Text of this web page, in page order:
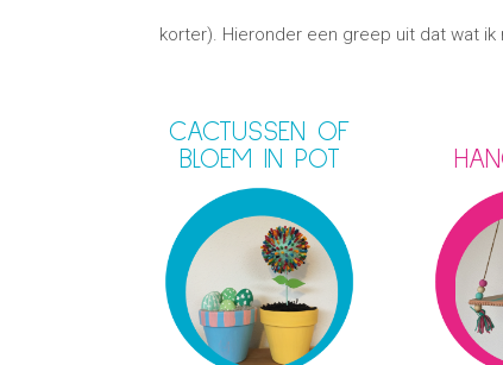
korter). Hieronder een greep uit dat wat
CACTUSSEN OF
BLOEM IN POT